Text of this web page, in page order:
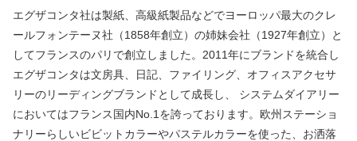
エグザコンタ社は製紙、高級紙製品などでヨーロッパ最大のクレ
ールフォンテーヌ社（1858年創立）の姉妹会社（1927年創立）と
してフランスのパリで創立しました。2011年にブランドを統合し
エグザコンタは文房具、日記、ファイリング、オフィスアクセサ
リーのリーディングブランドとして成長し、 システムダイアリー
においてはフランス国内No.1を誇っております。欧州ステーショ
ナリーらしいビビットカラーやパステルカラーを使った、お洒落